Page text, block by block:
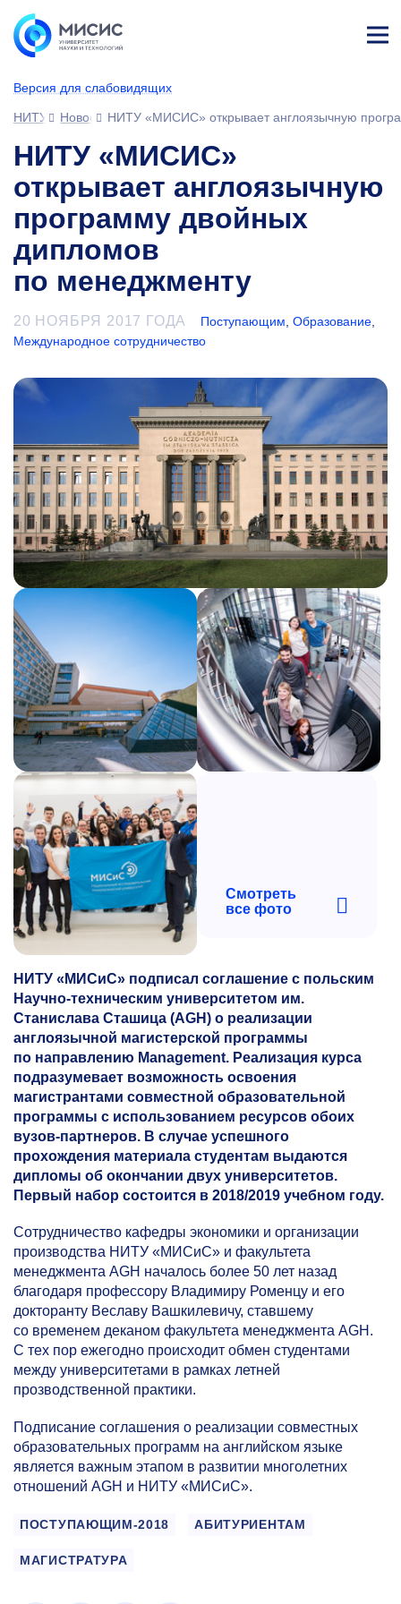
Версия для слабовидящих
ине
НИТУ МИСИС
НовостиНИТУ «МИСИС» открывает англоязычную
НИТУ «МИСИС»
открывает англоязычную
программу двойных
дипломов
по менеджменту
20 НОЯБРЯ 2017 ГОДА Поступающим ,Образование
Международное сотрудничество
Смотреть
все фото
НИТУ «МИСиС» подписал соглашение с польским
Научно-техническим университетом им.
Станислава Сташица (AGH) о реализации
англоязычной магистерской программы
по направлению Management. Реализация курса
подразумевает возможность освоения
магистрантами совместной образовательной
программы с использованием ресурсов обоих
вузов-партнеров. В случае успешного
прохождения материала студентам выдаются
дипломы об окончании двух университетов.
Первый набор состоится в 2018/2019 учебном году.
Сотрудничество кафедры экономики и организации
производства НИТУ «МИСиС» и факультета
менеджмента AGH началось более 50 лет назад
благодаря профессору Владимиру Роменцу и его
докторанту Веславу Вашкилевичу, ставшему
со временем деканом факультета менеджмента AGH.
С тех пор ежегодно происходит обмен студентами
между университетами в рамках летней
прозводственной практики.
Подписание соглашения о реализации совместных
образовательных программ на английском языке
является важным этапом в развитии многолетних
отношений AGH и НИТУ «МИСиС».
ПОСТУПАЮЩИМ-2018 АБИТУРИЕНТАМ
МАГИСТРАТУРА